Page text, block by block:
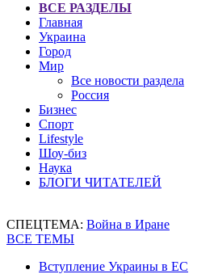
ВСЕ РАЗДЕЛЫ
Главная
Украина
Город
Мир
Все новости раздела
Россия
Бизнес
Спорт
Lifestyle
Шоу-биз
Наука
БЛОГИ ЧИТАТЕЛЕЙ
СПЕЦТЕМА: Война в Иране
ВСЕ ТЕМЫ
Вступление Украины в ЕС